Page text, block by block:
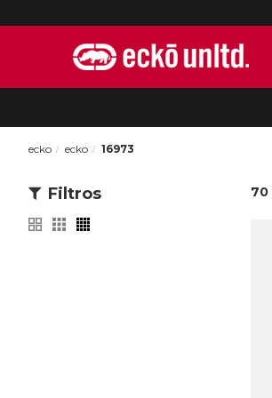
ecko ecko 16973
Filtros 70